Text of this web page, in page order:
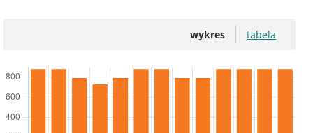
wykres tabela